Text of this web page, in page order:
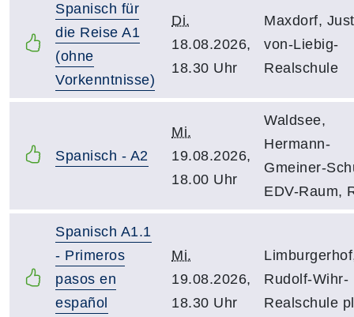
Spanisch für
die Reise A1
(ohne
Vorkenntnisse)
Di.
18.08.2026,
18.30 Uhr
Maxdorf,
von-Liebig-
Realschule
Spanisch - A2
Mi.
19.08.2026,
18.00 Uhr
Waldsee,
Hermann-
Gmeiner-
EDV-Raum,
Spanisch A1.1
- Primeros
pasos en
español
Mi.
19.08.2026,
18.30 Uhr
Rudolf-Wihr-
Realschule